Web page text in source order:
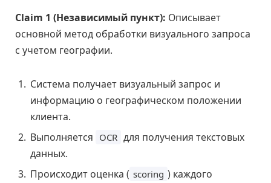
Claim 1 (Независимый пункт): Описывает
основной метод обработки визуального запроса
с учетом географии.
Система получает визуальный запрос и
информацию о географическом положении
клиента.
Выполняется OCR для получения текстовых
данных.
Происходит оценка ( scoring ) каждого